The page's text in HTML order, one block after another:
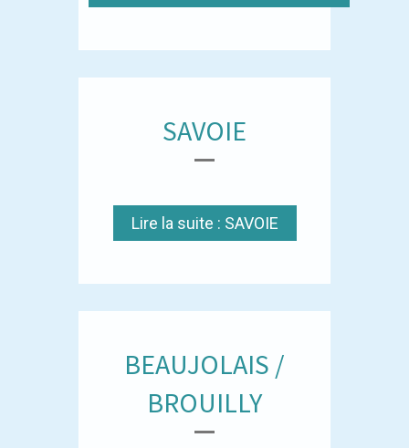
SAVOIE
Lire la suite : SAVOIE
BEAUJOLAIS /
BROUILLY